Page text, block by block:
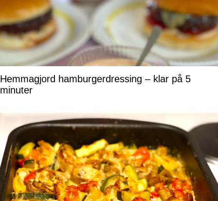
Hemmagjord hamburgerdressing – klar på 5
minuter